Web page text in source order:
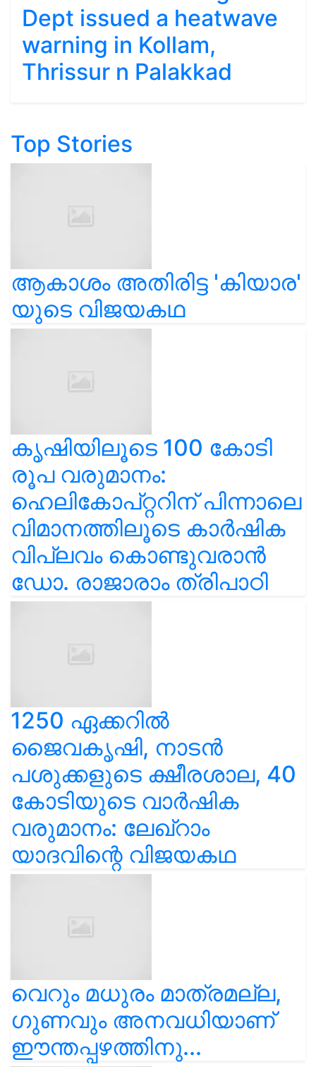
Dept issued a heatwave
warning in Kollam,
Thrissur n Palakkad
Top Stories
ആകാശം അതിരിട്ട 'കിയാര'
യുടെ വിജയകഥ
കൃഷിയിലൂടെ 100 കോടി
രൂപ വരുമാനം:
ഹെലികോപ്റ്ററിന് പിന്നാലെ
വിമാനത്തിലൂടെ കാർഷിക
വിപ്ലവം കൊണ്ടുവരാൻ
ഡോ. രാജാരാം ത്രിപാഠി
1250 ഏക്കറിൽ
ജൈവകൃഷി, നാടൻ
പശുക്കളുടെ ക്ഷീരശാല, 40
കോടിയുടെ വാർഷിക
വരുമാനം: ലേഖ്‌റാം
യാദവിന്റെ വിജയകഥ
വെറും മധുരം മാത്രമല്ല,
ഗുണവും അനവധിയാണ്
ഈന്തപ്പഴത്തിനു...